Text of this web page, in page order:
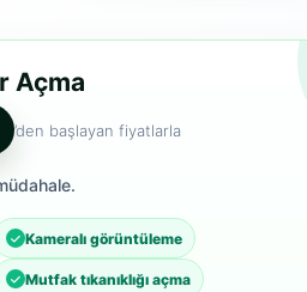
Açma
’den başlayan fiyatlarla
Kameralı görüntüleme
Mutfak tıkanıklığı açma